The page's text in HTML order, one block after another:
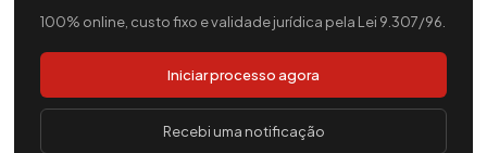
100% online, custo fixo e validade jurídica pela Lei 9.307/96.
Iniciar processo agora
Recebi uma notificação